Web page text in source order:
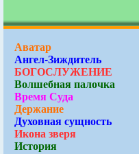
Аватар
Ангел-Зиждитель
БОГОСЛУЖЕНИЕ
Волшебная палочка
Время Суда
Держание
Духовная сущность
Икона зверя
История